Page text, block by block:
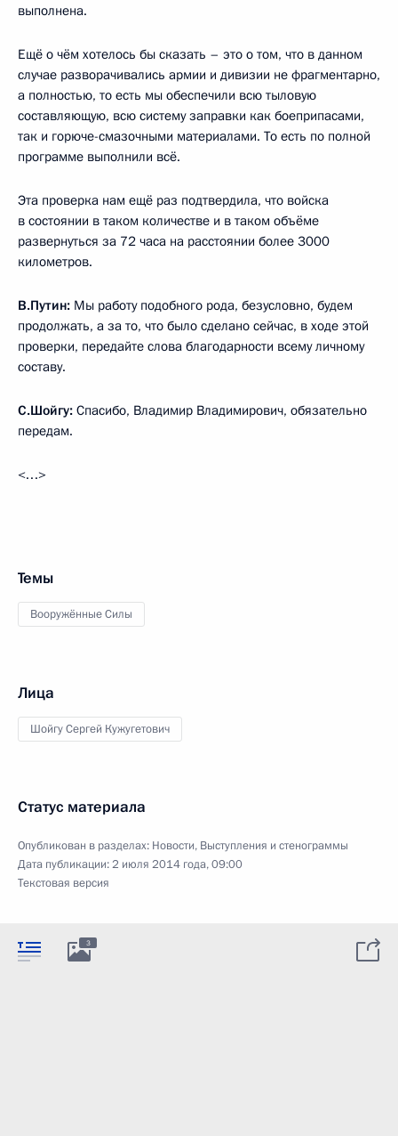
выполнена.
Ещё о чём хотелось бы сказать – это о том, что в данном
случае разворачивались армии и дивизии не фрагментарно,
а полностью, то есть мы обеспечили всю тыловую
составляющую, всю систему заправки как боеприпасами,
так и горюче-смазочными материалами. То есть по полной
программе выполнили всё.
Эта проверка нам ещё раз подтвердила, что войска
в состоянии в таком количестве и в таком объёме
развернуться за 72 часа на расстоянии более 3000
километров.
В.Путин: Мы работу подобного рода, безусловно, будем
продолжать, а за то, что было сделано сейчас, в ходе этой
проверки, передайте слова благодарности всему личному
составу.
С.Шойгу: Спасибо, Владимир Владимирович, обязательно
передам.
<…>
Темы
Вооружённые Силы
Лица
Шойгу Сергей Кужугетович
Статус материала
Опубликован в разделах: Новости, Выступления и стенограммы
Дата публикации:2 июля 2014 года, 09:00
Текстовая версия
3